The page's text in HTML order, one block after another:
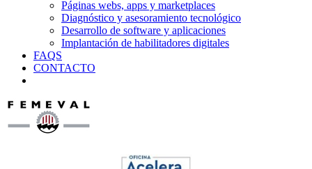
Páginas webs, apps y marketplaces
Diagnóstico y asesoramiento tecnológico
Desarrollo de software y aplicaciones
Implantación de habilitadores digitales
FAQS
CONTACTO